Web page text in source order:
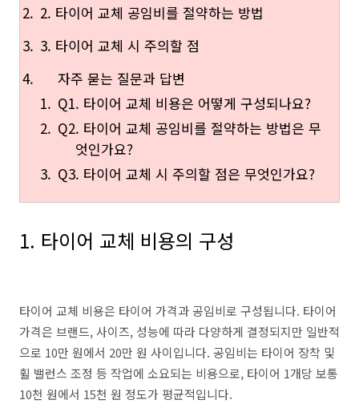
2. 타이어 교체 공임비를 절약하는 방법
3. 타이어 교체 시 주의할 점
자주 묻는 질문과 답변
Q1. 타이어 교체 비용은 어떻게 구성되나요?
Q2. 타이어 교체 공임비를 절약하는 방법은 무
엇인가요?
Q3. 타이어 교체 시 주의할 점은 무엇인가요?
1. 타이어 교체 비용의 구성
타이어 교체 비용은 타이어 가격과 공임비로 구성됩니다. 타이어
가격은 브랜드, 사이즈, 성능에 따라 다양하게 결정되지만 일반적
으로 10만 원에서 20만 원 사이입니다. 공임비는 타이어 장착 및
휠 밸런스 조정 등 작업에 소요되는 비용으로, 타이어 1개당 보통
10천 원에서 15천 원 정도가 평균적입니다.